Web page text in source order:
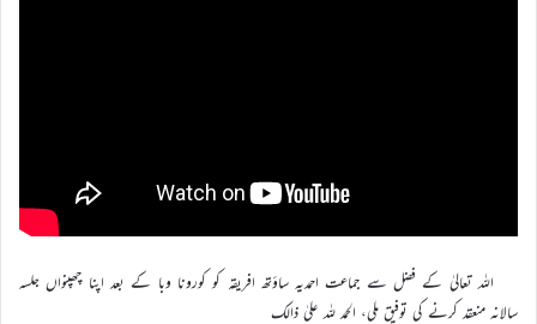
اللہ تعالیٰ کے فضل سے جماعت احمدیہ ساؤتھ افریقہ کو کورونا وبا کے بعد اپنا چھپنواں جلسہ
سالانہ منعقد کرنے کی توفیق ملی، الحمد للہ علیٰ ذالک